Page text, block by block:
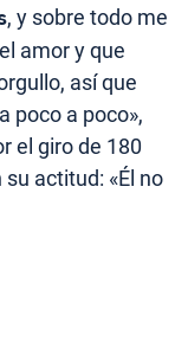
, y sobre todo me
amor y que
así que
poco a poco»,
el giro de 180
actitud: «Él no